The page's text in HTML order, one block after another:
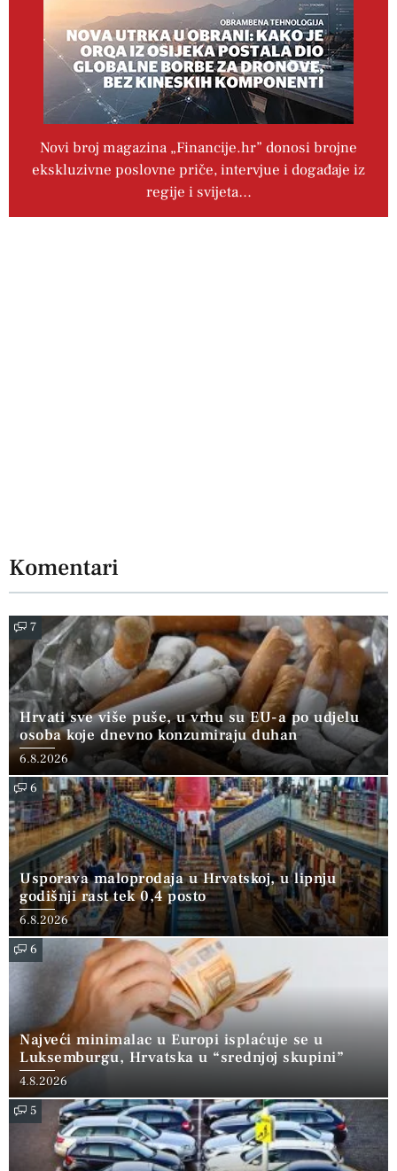
Novi broj magazina „Financije.hr” donosi brojne
ekskluzivne poslovne priče, intervjue i događaje iz
regije i svijeta…
Komentari
7
Hrvati sve više puše, u vrhu su EU-a po udjelu
osoba koje dnevno konzumiraju duhan
6.8.2026
6
Usporava maloprodaja u Hrvatskoj, u lipnju
godišnji rast tek 0,4 posto
6.8.2026
6
Najveći minimalac u Europi isplaćuje se u
Luksemburgu, Hrvatska u “srednjoj skupini”
4.8.2026
5